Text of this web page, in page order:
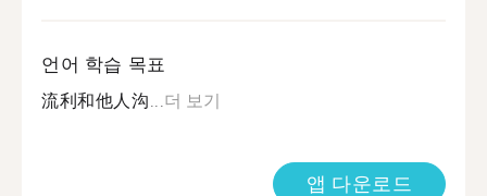
언어 학습 목표
流利和他人沟...더 보기
앱 다운로드